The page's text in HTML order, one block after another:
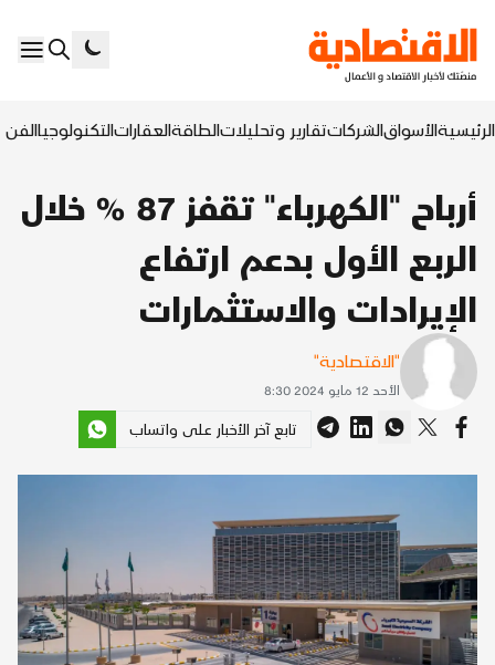
الرئيسيةالأسواقالشركاتتقارير وتحليلاتالطاقةالعقاراتالتكنولوجياالفن
أرباح "الكهرباء" تقفز 87 % خلال
الربع الأول بدعم ارتفاع
الإيرادات والاستثمارات
"الاقتصادية"
الأحد 12 مايو 2024 8:30
تابع آخر الأخبار على واتساب